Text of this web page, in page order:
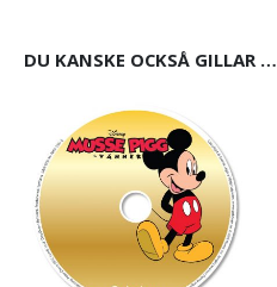
DU KANSKE OCKSÅ GILLAR …